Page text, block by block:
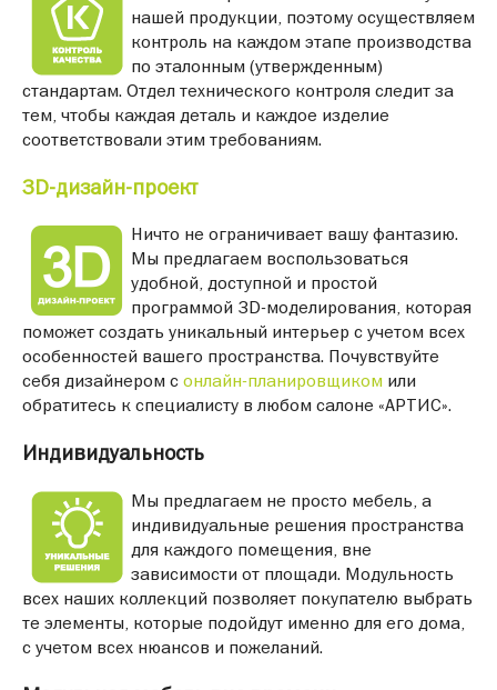
нашей продукции, поэтому осуществляем
контроль на каждом этапе производства
по эталонным (утвержденным)
стандартам. Отдел технического контроля следит за
тем, чтобы каждая деталь и каждое изделие
соответствовали этим требованиям.
3D-дизайн-проект
Ничто не ограничивает вашу фантазию.
Мы предлагаем воспользоваться
удобной, доступной и простой
программой 3D-моделирования, которая
поможет создать уникальный интерьер с учетом всех
особенностей вашего пространства. Почувствуйте
себя дизайнером с онлайн-планировщиком или
обратитесь к специалисту в любом салоне «АРТИС».
Индивидуальность
Мы предлагаем не просто мебель, а
индивидуальные решения пространства
для каждого помещения, вне
зависимости от площади. Модульность
всех наших коллекций позволяет покупателю выбрать
те элементы, которые подойдут именно для его дома,
с учетом всех нюансов и пожеланий.